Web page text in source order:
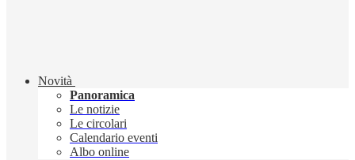
Novità
Panoramica
Le notizie
Le circolari
Calendario eventi
Albo online